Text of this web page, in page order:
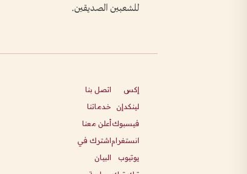
للشعبين الصديقين.
إكس
لينكدإن
فيسبوك
انستغرام
يوتيوب
اتصل بنا
خدماتنا
أعلن معنا
اشترك في
البيان